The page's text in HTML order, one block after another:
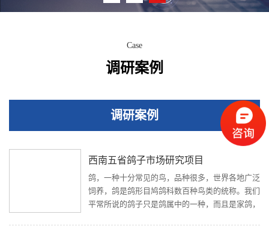
Case
调研案例
调研案例
西南五省鸽子市场研究项目
鸽，一种十分常见的鸟，品种很多，世界各地广泛
饲养，鸽是鸽形目鸠鸽科数百种鸟类的统称。我们
平常所说的鸽子只是鸽属中的一种，而且是家鸽，